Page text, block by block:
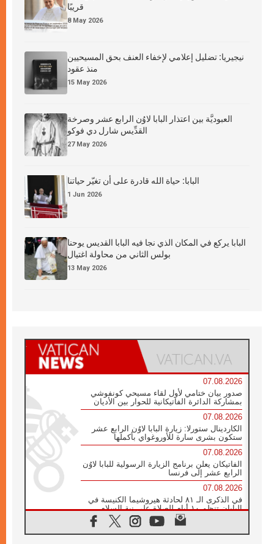
قريبًا
8 May 2026
نيجيريا: تضليل إعلامي لإخفاء العنف بحق المسيحيين
منذ عقود
15 May 2026
العبوديَّة بين اعتذار البابا لاوُن الرابع عشر وصرخة
القدِّيس شارل دي فوكو
27 May 2026
البابا: حياة الله قادرة على أن تغيّر حياتنا
1 Jun 2026
البابا يركع في المكان الذي نجا فيه البابا القديس يوحنا
بولس الثاني من محاولة اغتيال
13 May 2026
07.08.2026
صدور بيان ختامي لأول لقاء مسيحي كونفوشي
بمشاركة الدائرة الفاتيكانية للحوار بين الأديان
07.08.2026
الكاردينال ستورلا: زيارة البابا لاوُن الرابع عشر
ستكون بشرى سارة للأوروغواي بأكملها
07.08.2026
الفاتيكان يعلن برنامج الزيارة الرسولية للبابا لاوُن
الرابع عشر إلى فرنسا
07.08.2026
في الذكرى الـ ٨١ لحادثة هيروشيما الكنيسة في
اليابان تنظم ١٠ أيام للصلاة على نية السلام
الكنيسة في الأوروغواي: زيارة البابا ستعزز